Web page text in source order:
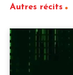
Autres récits